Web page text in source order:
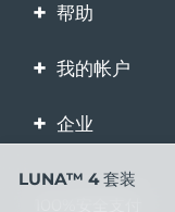
帮助
联系我们
保修与退换货
常见问题
我的帐户
产品注册
企业
关于FOREO
LUNA™ 4 套装